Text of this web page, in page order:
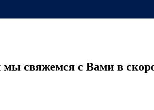
мы свяжемся с Вами в